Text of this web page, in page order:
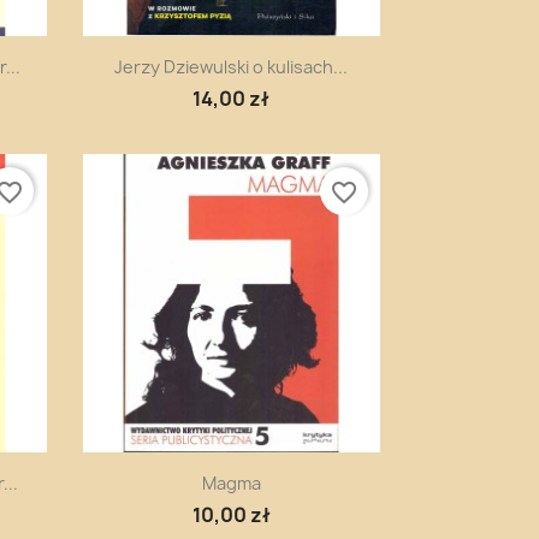
Szybki podgląd
Jerzy Dziewulski o kulisach...
14,00 zł
Szybki podgląd
Magma
10,00 zł
favorite_border